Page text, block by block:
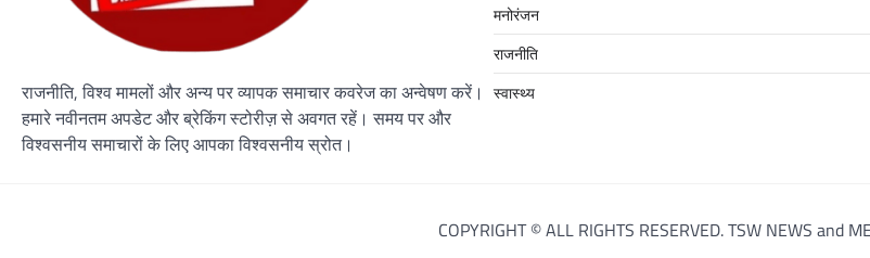
राजनीति, विश्व मामलों और अन्य पर व्यापक समाचार कवरेज का अन्वेषण करें।
हमारे नवीनतम अपडेट और ब्रेकिंग स्टोरीज़ से अवगत रहें। समय पर और
विश्वसनीय समाचारों के लिए आपका विश्वसनीय स्रोत।
मनोरंजन
राजनीति
स्वास्थ्य
COPYRIGHT © ALL RIGHTS RESERVED. TSW NEWS and